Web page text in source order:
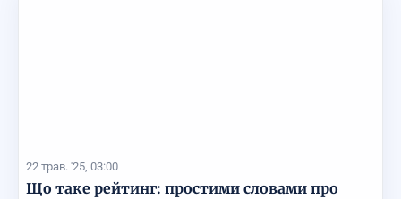
22 трав. '25, 03:00
Що таке рейтинг: простими словами про